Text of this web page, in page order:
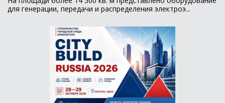
для генерации, передачи и распределения электроэ...